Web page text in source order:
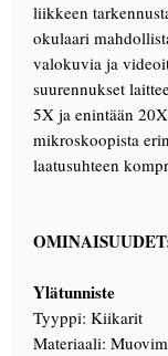
liikkeen
okulaari
valokuvia ja
suurennukset
5X ja enintään
mikroskoopista
laatusuhteen
Ylätunniste
Tyyppi: Kiikarit
Materiaali: